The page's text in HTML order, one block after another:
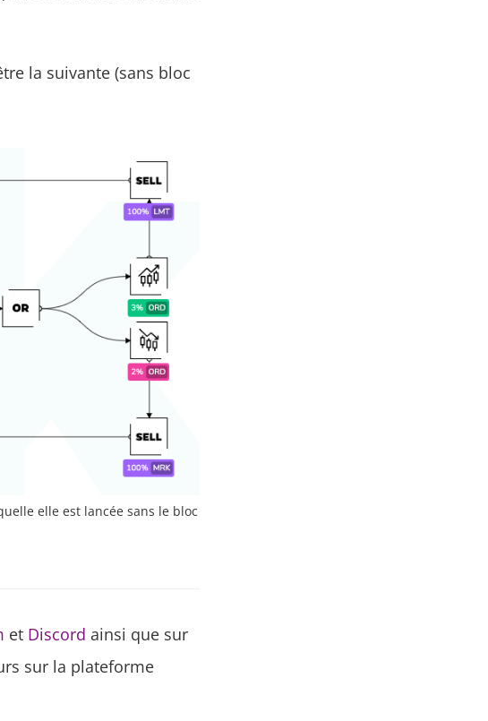
la suivante (sans bloc
elle est lancée sans le bloc
et Discord ainsi que sur
sur la plateforme